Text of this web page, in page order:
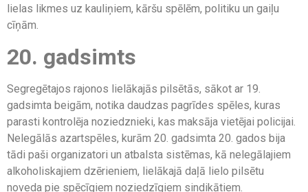
lielas likmes uz kauliņiem, kāršu spēlēm, politiku un gaiļu
cīņām.
20. gadsimts
Segregētajos rajonos lielākajās pilsētās, sākot ar 19.
gadsimta beigām, notika daudzas pagrīdes spēles, kuras
parasti kontrolēja noziedznieki, kas maksāja vietējai policijai.
Nelegālās azartspēles, kurām 20. gadsimta 20. gados bija
tādi paši organizatori un atbalsta sistēmas, kā nelegālajiem
alkoholiskajiem dzērieniem, lielākajā daļā lielo pilsētu
noveda pie spēcīgiem noziedzīgiem sindikātiem.